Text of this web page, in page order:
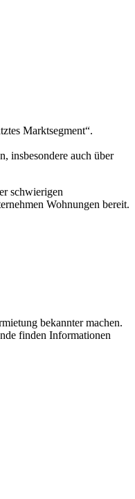
Marktsegment“.
insbesondere auch über
schwierigen
Wohnungen bereit.
bekannter machen.
finden Informationen